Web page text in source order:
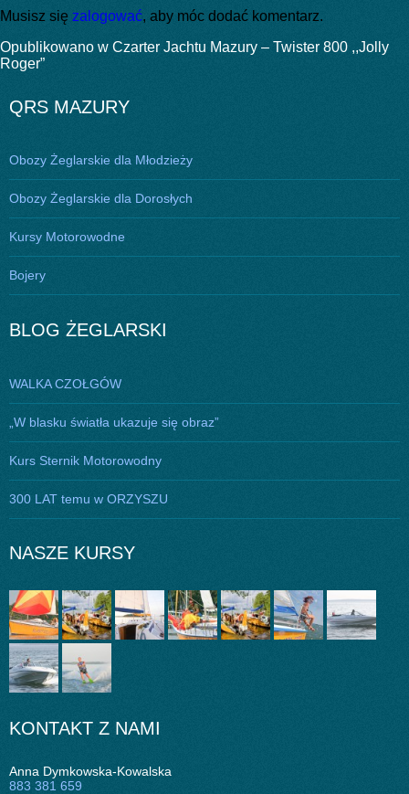
Musisz się zalogować, aby móc dodać komentarz.
Nawigacja
wpisu
Opublikowano w Czarter Jachtu Mazury – Twister 800 ,,Jolly
Roger”
QRS MAZURY
Obozy Żeglarskie dla Młodzieży
Obozy Żeglarskie dla Dorosłych
Kursy Motorowodne
Bojery
BLOG ŻEGLARSKI
WALKA CZOŁGÓW
„W blasku światła ukazuje się obraz”
Kurs Sternik Motorowodny
300 LAT temu w ORZYSZU
NASZE KURSY
KONTAKT Z NAMI
Anna Dymkowska-Kowalska
883 381 659